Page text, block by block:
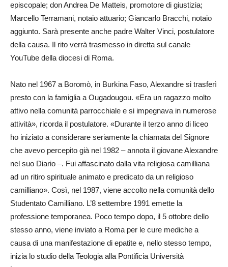
episcopale; don Andrea De Matteis, promotore di giustizia;
Marcello Terramani, notaio attuario; Giancarlo Bracchi, notaio
aggiunto. Sarà presente anche padre Walter Vinci, postulatore
della causa. Il rito verrà trasmesso in diretta sul canale
YouTube della diocesi di Roma.
Nato nel 1967 a Boromò, in Burkina Faso, Alexandre si trasferì
presto con la famiglia a Ougadougou. «Era un ragazzo molto
attivo nella comunità parrocchiale e si impegnava in numerose
attività», ricorda il postulatore. «Durante il terzo anno di liceo
ho iniziato a considerare seriamente la chiamata del Signore
che avevo percepito già nel 1982 – annota il giovane Alexandre
nel suo Diario –. Fui affascinato dalla vita religiosa camilliana
ad un ritiro spirituale animato e predicato da un religioso
camilliano». Così, nel 1987, viene accolto nella comunità dello
Studentato Camilliano. L’8 settembre 1991 emette la
professione temporanea. Poco tempo dopo, il 5 ottobre dello
stesso anno, viene inviato a Roma per le cure mediche a
causa di una manifestazione di epatite e, nello stesso tempo,
inizia lo studio della Teologia alla Pontificia Università